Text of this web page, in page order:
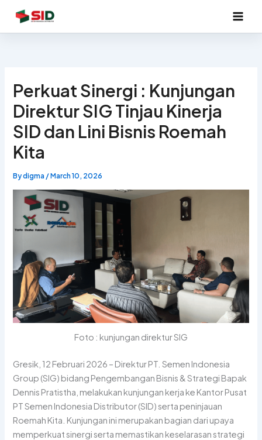
content
Perkuat Sinergi : Kunjungan
Direktur SIG Tinjau Kinerja
SID dan Lini Bisnis Roemah
Kita
Bydigma /March 10, 2026
Foto : kunjungan direktur SIG
Gresik, 12 Februari 2026 – Direktur PT. Semen Indonesia
Group (SIG) bidang Pengembangan Bisnis & Strategi Bapak
Dennis Pratistha, melakukan kunjungan kerja ke Kantor Pusat
PT Semen Indonesia Distributor (SID) serta peninjauan
Roemah Kita. Kunjungan ini merupakan bagian dari upaya
memperkuat sinergi serta memastikan keselarasan strategi